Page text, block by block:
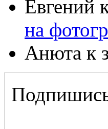
Евгений
на
Анюта к